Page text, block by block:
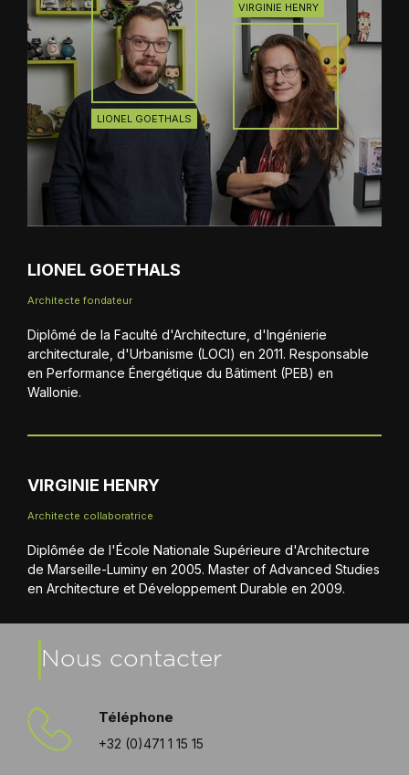
LIONEL GOETHALS
VIRGINIE HENRY
LIONEL GOETHALS
Architecte fondateur
Diplômé de la Faculté d'Architecture, d'Ingénierie
architecturale, d'Urbanisme (LOCI) en 2011. Responsable
en Performance Énergétique du Bâtiment (PEB) en
Wallonie.
VIRGINIE HENRY
Architecte collaboratrice
Diplômée de l'École Nationale Supérieure d'Architecture
de Marseille-Luminy en 2005. Master of Advanced Studies
en Architecture et Développement Durable en 2009.
Nous contacter
Téléphone
+32 (0)471 1 15 15